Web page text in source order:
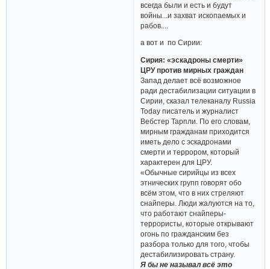
всегда были и есть и будут
войны...и захват ископаемых и
рабов....
а вот и по Сирии:
Сирия: «эскадроны смерти»
ЦРУ против мирных граждан
Запад делает всё возможное
ради дестабилизации ситуации в
Сирии, сказал телеканалу Russia
Today писатель и журналист
Вебстер Тарпли. По его словам,
мирным гражданам приходится
иметь дело с эскадронами
смерти и террором, который
характерен для ЦРУ.
«Обычные сирийцы из всех
этнических групп говорят обо
всём этом, что в них стреляют
снайперы. Люди жалуются на то,
что работают снайперы-
террористы, которые открывают
огонь по гражданским без
разбора только для того, чтобы
дестабилизировать страну.
Я бы не называл всё это